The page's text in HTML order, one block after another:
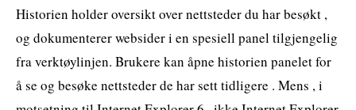
Historien holder oversikt over nettsteder du har besøkt ,
og dokumenterer websider i en spesiell panel tilgjengelig
fra verktøylinjen. Brukere kan åpne historien panelet for
å se og besøke nettsteder de har sett tidligere . Mens , i